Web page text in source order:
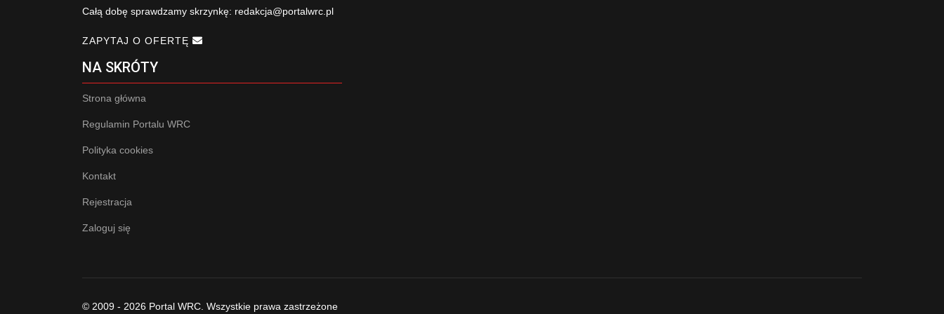
Całą dobę sprawdzamy skrzynkę: redakcja@portalwrc.pl
ZAPYTAJ O OFERTĘ
NA SKRÓTY
Strona główna
Regulamin Portalu WRC
Polityka cookies
Kontakt
Rejestracja
Zaloguj się
© 2009 - 2026 Portal WRC. Wszystkie prawa zastrzeżone